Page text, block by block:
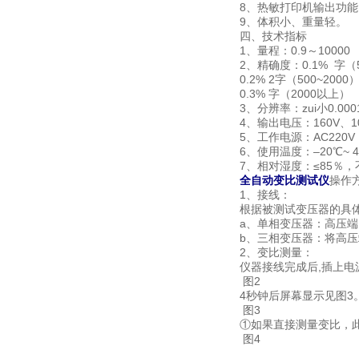
8、热敏打印机输出功
9、体积小、重量轻。
四、技术指标
1、量程：0.9～10000
2、精确度：0.1% 字
0.2% 2字（500~2000）
0.3% 字（2000以上）
3、分辨率：zui小
4、输出电压：160V、
5、工作电源：
6、使用温度：–20℃~
7、相对湿度：≤85％，
全自动变比测试仪操作
1、接线：
根据被测试变压器的具
a、单相变压器：高压
b、三相变压器：将高
2、变比测量：
仪器接线完成后,插上
图2
4秒钟后屏幕显示见
图3
①如果直接测量变比，
图4